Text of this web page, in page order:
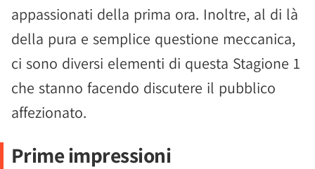
appassionati della prima ora. Inoltre, al di là
della pura e semplice questione meccanica,
ci sono diversi elementi di questa Stagione 1
che stanno facendo discutere il pubblico
affezionato.
Prime impressioni